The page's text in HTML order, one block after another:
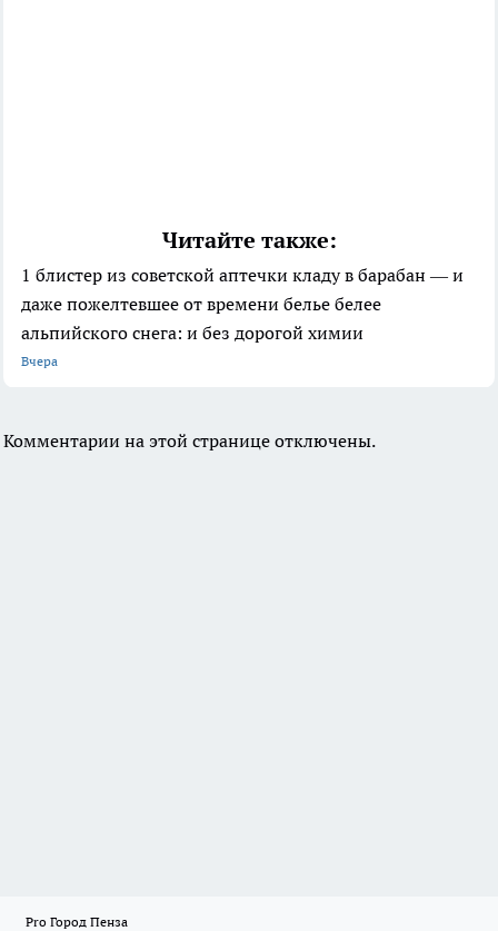
Читайте также:
1 блистер из советской аптечки кладу в барабан — и
даже пожелтевшее от времени белье белее
альпийского снега: и без дорогой химии
Вчера
Комментарии на этой странице отключены.
Pro Город Пенза